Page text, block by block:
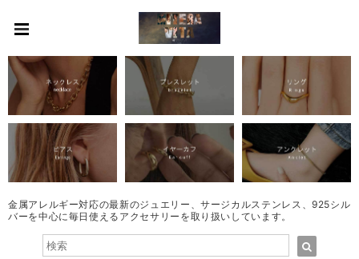
金属アレルギー対応の最新のジュエリー、サージカルステンレス、925シル
バーを中心に毎日使えるアクセサリーを取り扱いしています。